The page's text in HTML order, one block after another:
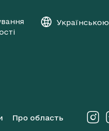
Українською
Про область